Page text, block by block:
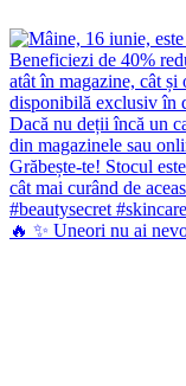
🔥 ✨ Uneori nu ai